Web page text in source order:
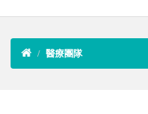
醫療團隊